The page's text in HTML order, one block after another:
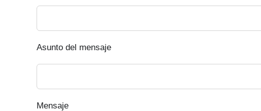
Asunto del mensaje
Mensaje